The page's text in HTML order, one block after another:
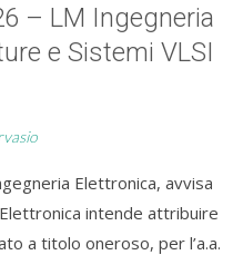
– LM Ingegneria
e Sistemi VLSI
Elettronica, avvisa
intende attribuire
a titolo oneroso, per l’a.a.